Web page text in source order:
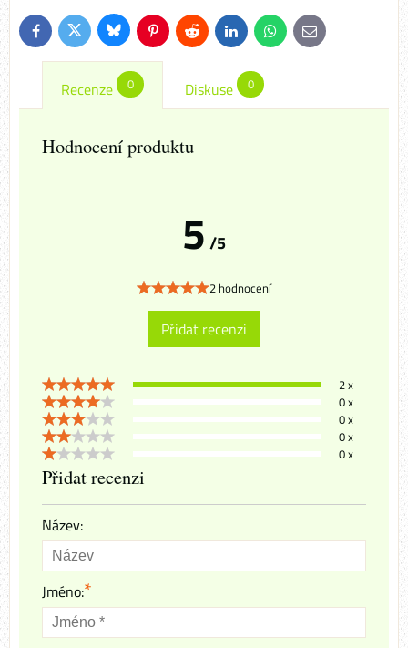
FacebookTwitterBlueskyPinterestReddit LinkedInWhatsApp
E-
mail
Recenze 0 Diskuse 0
Hodnocení produktu
5 /5
2 hodnocení
Přidat recenzi
2 x
0 x
0 x
0 x
0 x
Přidat recenzi
Název:
Jméno:*